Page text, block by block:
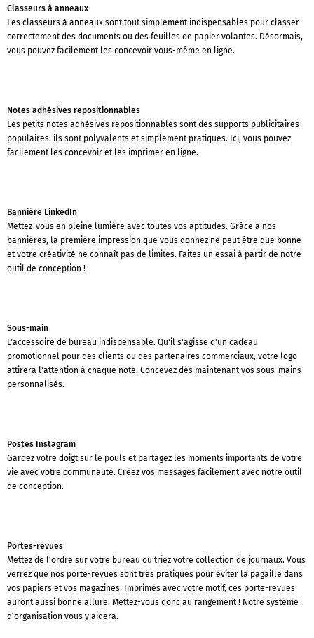
Classeurs à anneaux
Les classeurs à anneaux sont tout simplement indispensables pour classer
correctement des documents ou des feuilles de papier volantes. Désormais,
vous pouvez facilement les concevoir vous-même en ligne.
Notes adhésives repositionnables
Les petits notes adhésives repositionnables sont des supports publicitaires
populaires: ils sont polyvalents et simplement pratiques. Ici, vous pouvez
facilement les concevoir et les imprimer en ligne.
Bannière LinkedIn
Mettez-vous en pleine lumière avec toutes vos aptitudes. Grâce à nos
bannières, la première impression que vous donnez ne peut être que bonne
et votre créativité ne connaît pas de limites. Faites un essai à partir de notre
outil de conception !
Sous-main
L'accessoire de bureau indispensable. Qu'il s'agisse d'un cadeau
promotionnel pour des clients ou des partenaires commerciaux, votre logo
attirera l'attention à chaque note. Concevez dès maintenant vos sous-mains
personnalisés.
Postes Instagram
Gardez votre doigt sur le pouls et partagez les moments importants de votre
vie avec votre communauté. Créez vos messages facilement avec notre outil
de conception.
Portes-revues
Mettez de l’ordre sur votre bureau ou triez votre collection de journaux. Vous
verrez que nos porte-revues sont très pratiques pour éviter la pagaille dans
vos papiers et vos magazines. Imprimés avec votre motif, ces porte-revues
auront aussi bonne allure. Mettez-vous donc au rangement ! Notre système
d’organisation vous y aidera.